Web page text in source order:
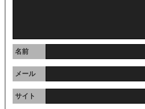
名前
メール
サイト